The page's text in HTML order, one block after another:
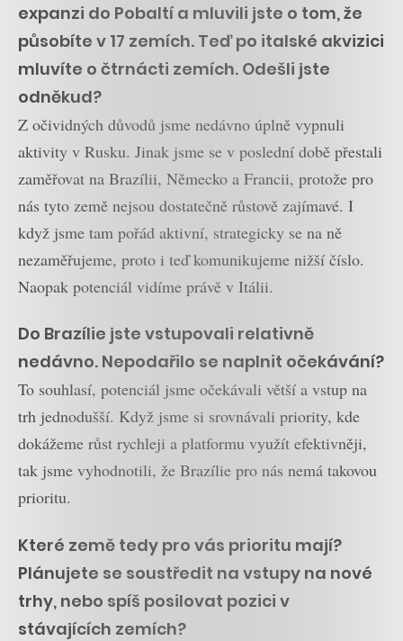
expanzi do Pobaltí a mluvili jste o tom, že
působíte v 17 zemích. Teď po italské akvizici
mluvíte o čtrnácti zemích. Odešli jste
odněkud?
Z očividných důvodů jsme nedávno úplně vypnuli
aktivity v Rusku. Jinak jsme se v poslední době přestali
zaměřovat na Brazílii, Německo a Francii, protože pro
nás tyto země nejsou dostatečně růstově zajímavé. I
když jsme tam pořád aktivní, strategicky se na ně
nezaměřujeme, proto i teď komunikujeme nižší číslo.
Naopak potenciál vidíme právě v Itálii.
Do Brazílie jste vstupovali relativně
nedávno. Nepodařilo se naplnit očekávání?
To souhlasí, potenciál jsme očekávali větší a vstup na
trh jednodušší. Když jsme si srovnávali priority, kde
dokážeme růst rychleji a platformu využít efektivněji,
tak jsme vyhodnotili, že Brazílie pro nás nemá takovou
prioritu.
Které země tedy pro vás prioritu mají?
Plánujete se soustředit na vstupy na nové
trhy, nebo spíš posilovat pozici v
stávajících zemích?